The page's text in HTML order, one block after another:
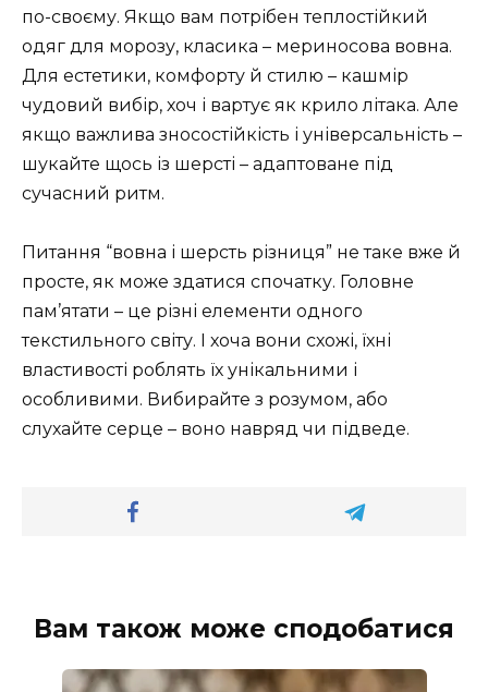
по-своєму. Якщо вам потрібен теплостійкий
одяг для морозу, класика – мериносова вовна.
Для естетики, комфорту й стилю – кашмір
чудовий вибір, хоч і вартує як крило літака. Але
якщо важлива зносостійкість і універсальність –
шукайте щось із шерсті – адаптоване під
сучасний ритм.
Питання “вовна і шерсть різниця” не таке вже й
просте, як може здатися спочатку. Головне
пам’ятати – це різні елементи одного
текстильного світу. І хоча вони схожі, їхні
властивості роблять їх унікальними і
особливими. Вибирайте з розумом, або
слухайте серце – воно навряд чи підведе.
Вам також може сподобатися